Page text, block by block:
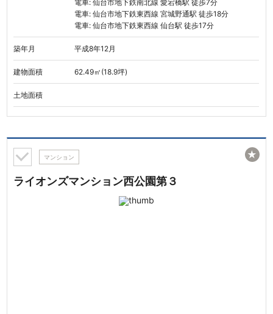
電車: 仙台市地下鉄南北線 愛宕橋駅 徒歩7分
電車: 仙台市地下鉄東西線 宮城野通駅 徒歩18分
電車: 仙台市地下鉄東西線 仙台駅 徒歩17分
築年月 平成8年12月
建物面積 62.49㎡(18.9坪)
土地面積
マンション
ライオンズマンション西公園第３
★